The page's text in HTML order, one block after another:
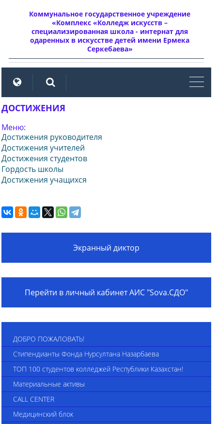
Коммунальное государственное учреждение
«Комплекс «Колледж искусств –
специализированная школа - интернат для
одаренных в искусстве детей имени Ермека
Серкебаева»
ДОСТИЖЕНИЯ
Меню:
Достижения руководителя
Достижения учителей
Достижения студентов
Гордость школы
Достижения учащихся
Экранный диктор
Перейти в личный кабинет АИС "Sova.СДО"
ДОБРО ПОЖАЛОВАТЬ!
Стипендианты Фонда Нурсултана Назарбаева
ТОП 100 студентов колледжей Республики Казахстан!
Материальные активы
CALL CENTER
Медицинский блок